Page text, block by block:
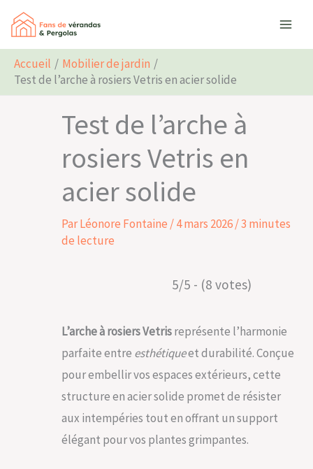
Aller
contenu
Accueil
Mobilier de jardin
Test de l’arche à rosiers Vetris en acier solide
Test de l’arche à
rosiers Vetris en
acier solide
ParLéonore Fontaine /4 mars 2026/3 minutes
de lecture
5/5 - (8 votes)
L’arche à rosiers Vetrisreprésente l’harmonie
parfaite entre esthétiqueet durabilité. Conçue
pour embellir vos espaces extérieurs, cette
structure en acier solide promet de résister
aux intempéries tout en offrant un support
élégant pour vos plantes grimpantes.
Rechercher